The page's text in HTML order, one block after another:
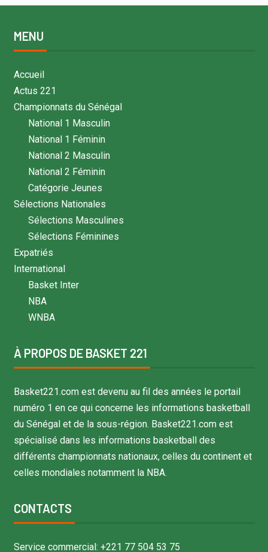
MENU
Accueil
Actus 221
Championnats du Sénégal
National 1 Masculin
National 1 Féminin
National 2 Masculin
National 2 Féminin
Catégorie Jeunes
Sélections Nationales
Sélections Masculines
Sélections Féminines
Expatriés
International
Basket Inter
NBA
WNBA
À PROPOS DE BASKET 221
Basket221.com est devenu au fil des années le portail
numéro 1 en ce qui concerne les informations basketball
du Sénégal et de la sous-région. Basket221.com est
spécialisé dans les informations basketball des
différents championnats nationaux, celles du continent et
celles mondiales notamment la NBA.
CONTACTS
Service commercial: +221 77 504 53 75